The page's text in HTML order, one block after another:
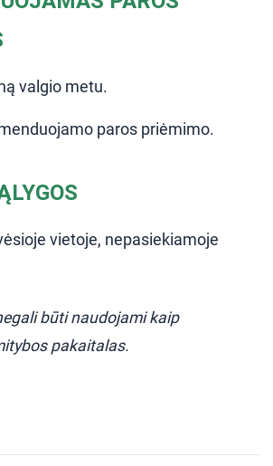
valgio metu.
paros priėmimo.
vietoje, nepasiekiamoje
būti naudojami kaip
pakaitalas.